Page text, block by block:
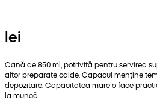
lei
Cană de 850 ml, potrivită pentru servirea
altor preparate calde. Capacul menține
depozitare. Capacitatea mare o face
la muncă.